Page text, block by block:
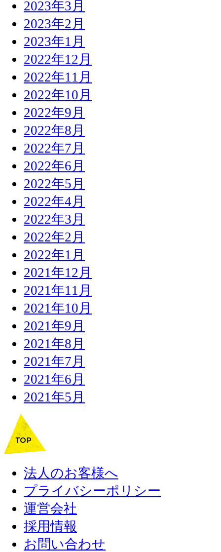
2023年3月
2023年2月
2023年1月
2022年12月
2022年11月
2022年10月
2022年9月
2022年8月
2022年7月
2022年6月
2022年5月
2022年4月
2022年3月
2022年2月
2022年1月
2021年12月
2021年11月
2021年10月
2021年9月
2021年8月
2021年7月
2021年6月
2021年5月
法人のお客様へ
プライバシーポリシー
運営会社
採用情報
お問い合わせ